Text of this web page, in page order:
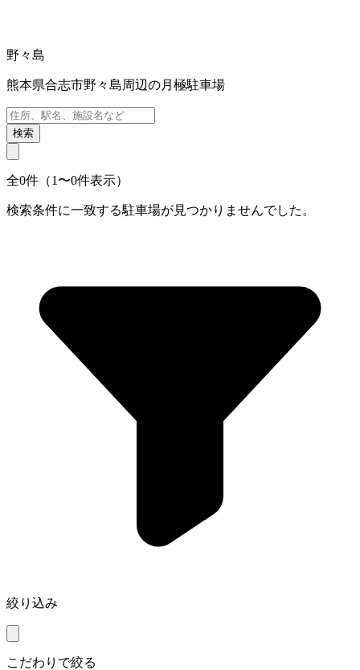
野々島
熊本県合志市野々島周辺の月極駐車場
検索
全0件（1〜0件表示）
検索条件に一致する駐車場が見つかりませんでした。
絞り込み
こだわりで絞る